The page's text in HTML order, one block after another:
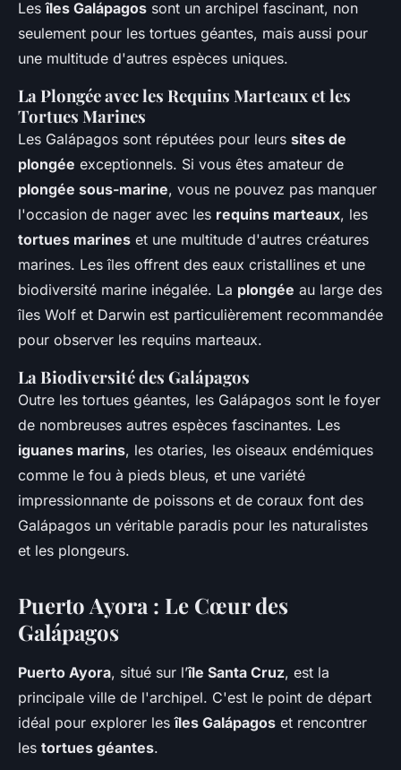
Lesîles Galápagos sont un archipel fascinant, non
seulement pour les tortues géantes, mais aussi pour
une multitude d'autres espèces uniques.
La Plongée avec les Requins Marteaux et les
Tortues Marines
Les Galápagos sont réputées pour leurs sites de
plongée exceptionnels. Si vous êtes amateur de
plongée sous-marine, vous ne pouvez pas manquer
l'occasion de nager avec les requins marteaux, les
tortues marines et une multitude d'autres créatures
marines. Les îles offrent des eaux cristallines et une
biodiversité marine inégalée. La plongée au large des
îles Wolf et Darwin est particulièrement recommandée
pour observer les requins marteaux.
La Biodiversité des Galápagos
Outre les tortues géantes, les Galápagos sont le foyer
de nombreuses autres espèces fascinantes. Les
iguanes marins, les otaries, les oiseaux endémiques
comme le fou à pieds bleus, et une variété
impressionnante de poissons et de coraux font des
Galápagos un véritable paradis pour les naturalistes
et les plongeurs.
Puerto Ayora : Le Cœur des
Galápagos
Puerto Ayora, situé sur l’île Santa Cruz, est la
principale ville de l'archipel. C'est le point de départ
idéal pour explorer lesîles Galápagos et rencontrer
les tortues géantes.